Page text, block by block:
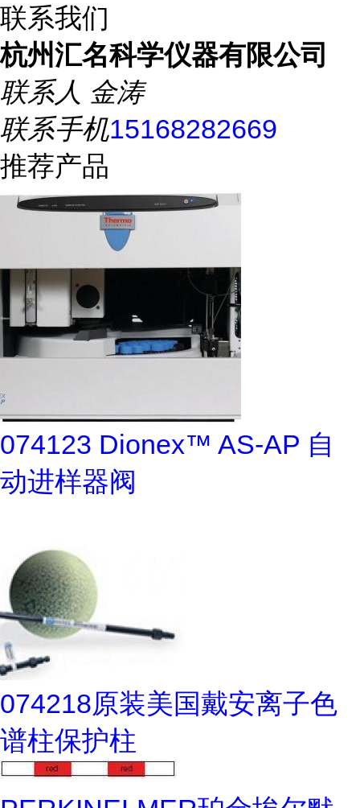
联系我们
杭州汇名科学仪器有限公司
联系人 金涛
联系手机15168282669
推荐产品
074123 Dionex™ AS-AP 自
动进样器阀
074218原装美国戴安离子色
谱柱保护柱